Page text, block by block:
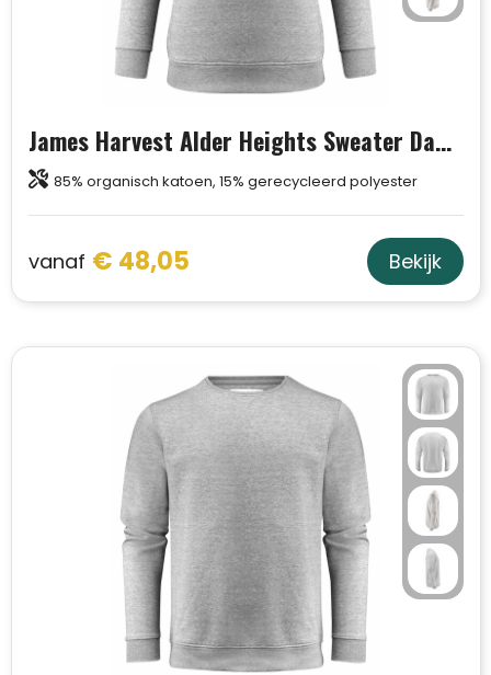
James Harvest Alder Heights Sweater Dames
85% organisch katoen, 15% gerecycleerd polyester
vanaf € 48,05 Bekijk